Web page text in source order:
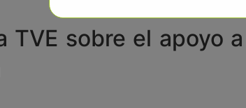
TVE sobre el apoyo